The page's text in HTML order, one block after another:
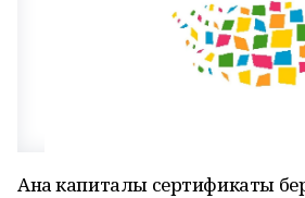
Ана капиталы сертификаты